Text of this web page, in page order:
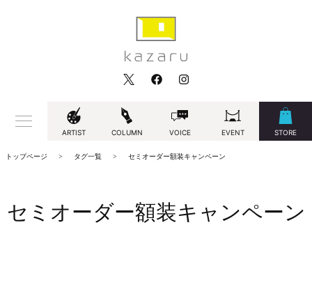
ARTIST COLUMN VOICE EVENT STORE
トップページ タグ一覧 セミオーダー額装キャンペーン
セミオーダー額装キャンペーン